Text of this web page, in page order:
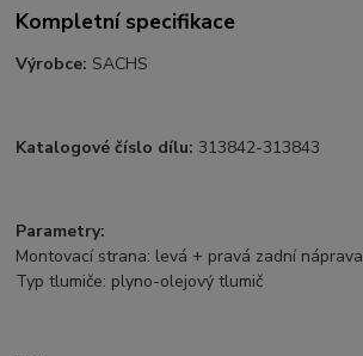
Kompletní specifikace
Výrobce: SACHS
Katalogové číslo dílu: 313842-313843
Parametry:
Montovací strana: levá + pravá zadní náprava
Typ tlumiče: plyno-olejový tlumič